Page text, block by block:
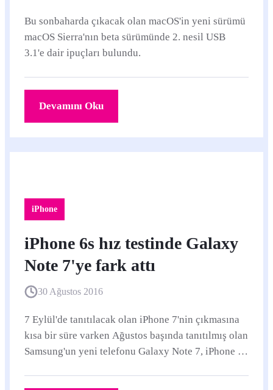
Bu sonbaharda çıkacak olan macOS'in yeni sürümü
macOS Sierra'nın beta sürümünde 2. nesil USB
3.1'e dair ipuçları bulundu.
Devamını Oku
iPhone
iPhone 6s hız testinde Galaxy
Note 7'ye fark attı
30 Ağustos 2016
7 Eylül'de tanıtılacak olan iPhone 7'nin çıkmasına
kısa bir süre varken Ağustos başında tanıtılmış olan
Samsung'un yeni telefonu Galaxy Note 7, iPhone 6s